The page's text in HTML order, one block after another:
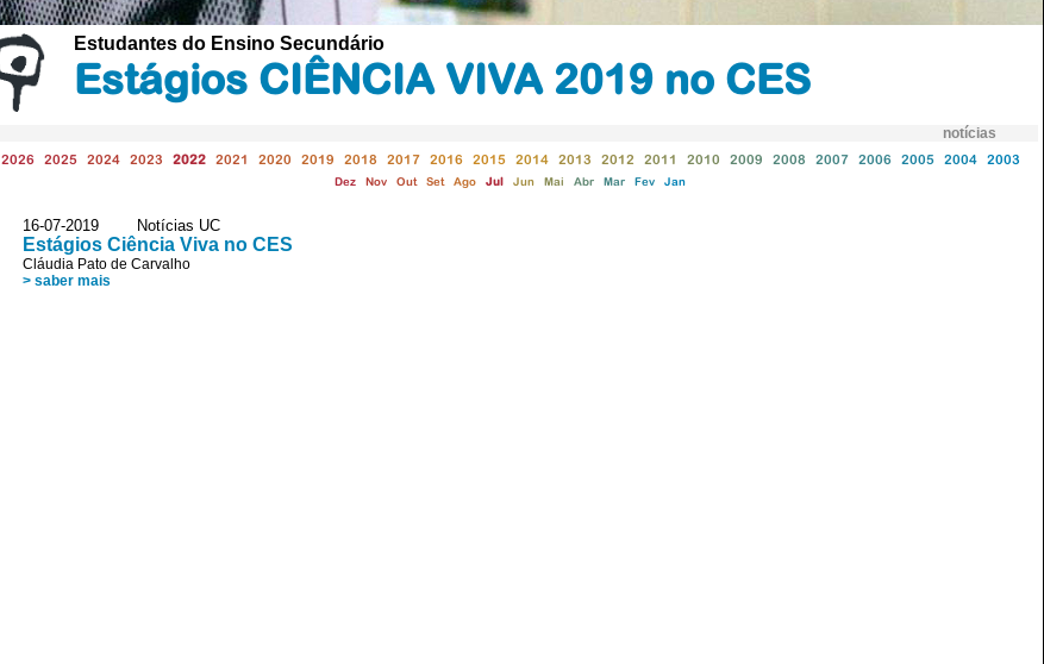
Estudantes do Ensino Secundário
Estágios CIÊNCIA VIVA 2019 no CES
notícias
2026 2025 2024 2023 2022 2021 2020 2019 2018 2017 2016 2015 2014 2013 2012 2011 2010 2009 2008 2007 2006 2005 2004 2003
Dez Nov Out Set Ago Jul Jun Mai Abr Mar Fev Jan
16-07-2019 Notícias UC
Estágios Ciência Viva no CES
Cláudia Pato de Carvalho
> saber mais